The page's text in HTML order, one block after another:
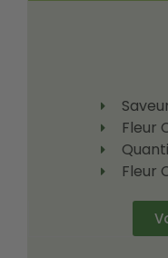
Fleur
Fleur